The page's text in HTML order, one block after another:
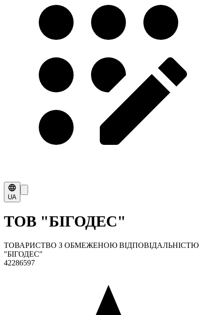
UA
ТОВ "БІГОДЕС"
ТОВАРИСТВО З ОБМЕЖЕНОЮ ВІДПОВІДАЛЬНІСТЮ
"БІГОДЕС"
42286597